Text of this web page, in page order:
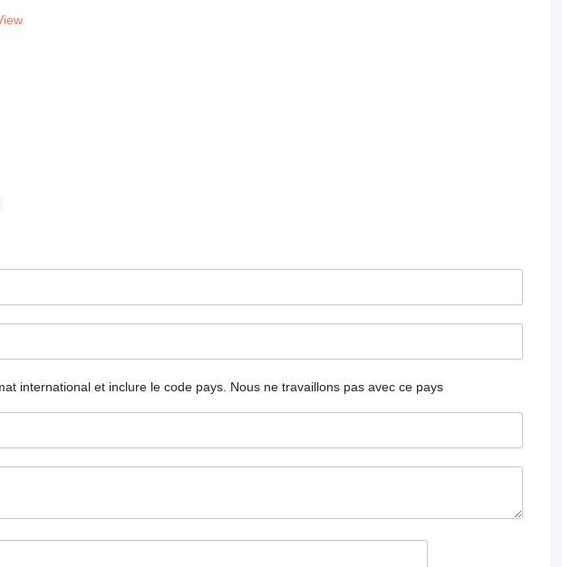
international et inclure le code pays. Nous ne travaillons pas avec ce pays